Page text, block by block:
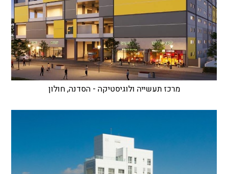
מרכז תעשייה ולוגיסטיקה - הסדנה, חולון